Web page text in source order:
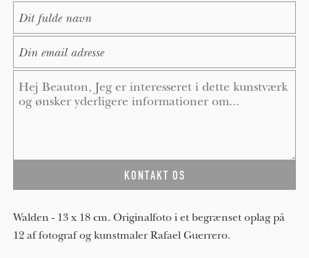
Walden - 13 x 18 cm. Originalfoto i et begrænset oplag på
12 af fotograf og kunstmaler Rafael Guerrero.